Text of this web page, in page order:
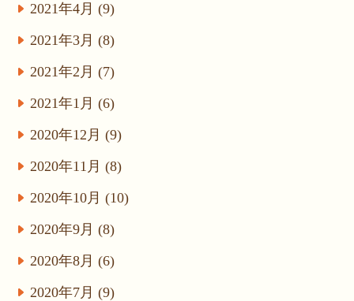
2021年4月 (9)
2021年3月 (8)
2021年2月 (7)
2021年1月 (6)
2020年12月 (9)
2020年11月 (8)
2020年10月 (10)
2020年9月 (8)
2020年8月 (6)
2020年7月 (9)